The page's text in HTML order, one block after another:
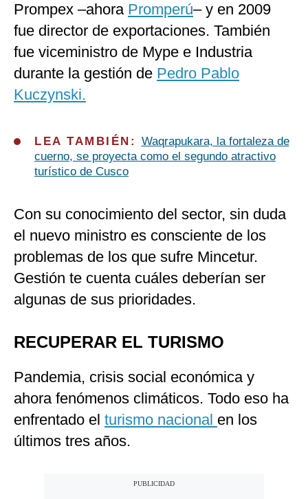
Prompex –ahora Promperú– y en 2009
fue director de exportaciones. También
fue viceministro de Mype e Industria
durante la gestión de Pedro Pablo
Kuczynski.
LEA TAMBIÉN: Waqrapukara, la fortaleza de
cuerno, se proyecta como el segundo atractivo
turístico de Cusco
Con su conocimiento del sector, sin duda
el nuevo ministro es consciente de los
problemas de los que sufre Mincetur.
Gestión te cuenta cuáles deberían ser
algunas de sus prioridades.
RECUPERAR EL TURISMO
Pandemia, crisis social económica y
ahora fenómenos climáticos. Todo eso ha
enfrentado el turismo nacional en los
últimos tres años.